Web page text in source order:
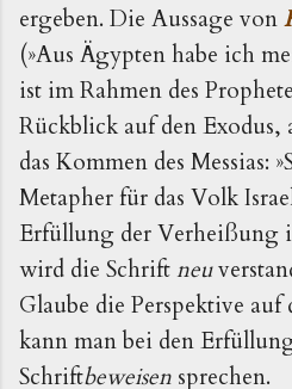
ergeben. Die Aussage von
(»Aus Ägypten habe ich
ist im Rahmen des
Rückblick auf den Exodus,
das Kommen des Messias:
Metapher für das Volk
Erfüllung der Verheißung
wird die Schriftneu
Glaube die Perspektive
kann man bei den
Schriftbeweisen sprechen.